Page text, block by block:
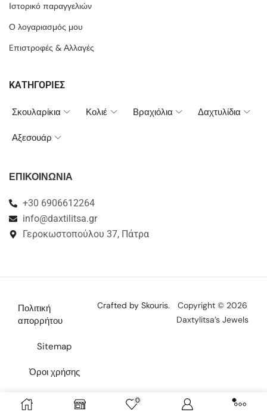
0
Ιστορικό παραγγελιών
Ο λογαριασμός μου
Eπιστροφές & Αλλαγές
ΚΑΤΗΓΟΡΙΕΣ
Σκουλαρίκια Κολιέ Βραχιόλια Δαχτυλίδια
Αξεσουάρ
ΕΠΙΚΟΙΝΩΝΙΑ
+30 6906612264
info@daxtilitsa.gr
Γεροκωστοπούλου 37, Πάτρα
Πολιτική
απορρήτου
Sitemap
Όροι χρήσης
Επικοινωνία
Crafted by Skouris.
Copyright © 2026
Daxtylitsa’s Jewels